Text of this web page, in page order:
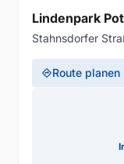
Lindenpark
Stahnsdorfer
directionsRoute planen